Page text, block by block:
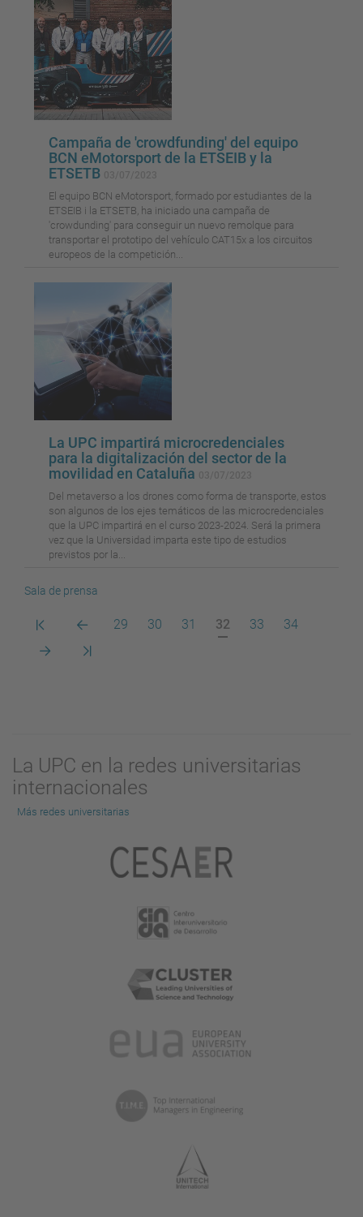
Campaña de 'crowdfunding' del equipo
BCN eMotorsport de la ETSEIB y la
ETSETB
El equipo BCN eMotorsport, formado por estudiantes de la
ETSEIB i la ETSETB, ha iniciado una campaña de
'crowdunding' para conseguir un nuevo remolque para
transportar el prototipo del vehículo CAT15x a los circuitos
europeos de la competición...
La UPC impartirá microcredenciales
para la digitalización del sector de la
movilidad en Cataluña
Del metaverso a los drones como forma de transporte, estos
son algunos de los ejes temáticos de las microcredenciales
que la UPC impartirá en el curso 2023-2024. Será la primera
vez que la Universidad imparta este tipo de estudios
previstos por la...
Sala de prensa
Primera
Pàgina
Pàgina
29 Pàgina
30 Pàgina
31
Pàgina
actual
32 Pàgina
33 Pàgina
34
Pàgina
Darrera
La UPC en la redes universitarias
internacionales
Más redes universitarias